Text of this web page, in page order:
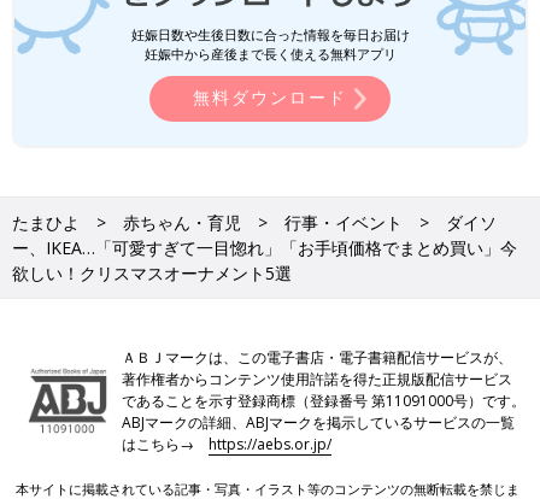
妊娠日数や生後日数に合った情報を毎日お届け
妊娠中から産後まで長く使える無料アプリ
無料ダウンロード
たまひよ 赤ちゃん・育児 行事・イベント
ダイソ
ー、IKEA…「可愛すぎて一目惚れ」「お手頃価格でまとめ買い」今
欲しい！クリスマスオーナメント5選
ＡＢＪマークは、この電子書店・電子書籍配信サービスが、
著作権者からコンテンツ使用許諾を得た正規版配信サービス
であることを示す登録商標（登録番号 第11091000号）です。
ABJマークの詳細、ABJマークを掲示しているサービスの一覧
はこちら→https://aebs.or.jp/
本サイトに掲載されている記事・写真・イラスト等のコンテンツの無断転載を禁じま